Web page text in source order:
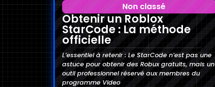
Non classé
Obtenir un Roblox
StarCode : La méthode
officielle
L’essentiel à retenir : Le StarCode n’est pas une
astuce pour obtenir des Robux gratuits, mais un
outil professionnel réservé aux membres du
programme Video